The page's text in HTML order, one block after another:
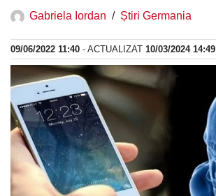
Gabriela Iordan Știri Germania
09/06/2022 11:40 - ACTUALIZAT 10/03/2024 14:49